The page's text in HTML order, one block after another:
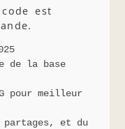
est
de la base
pour meilleur
partages, et du